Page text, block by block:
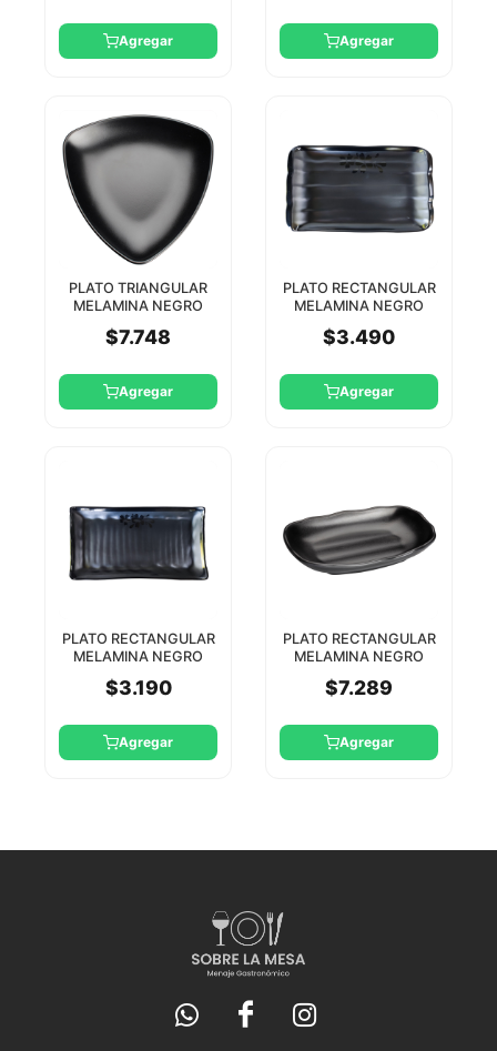
Agregar Agregar
PLATO TRIANGULAR
MELAMINA NEGRO
$7.748
Agregar
PLATO RECTANGULAR
MELAMINA NEGRO
$3.490
Agregar
PLATO RECTANGULAR
MELAMINA NEGRO
$3.190
Agregar
PLATO RECTANGULAR
MELAMINA NEGRO
WINCO
$7.289
Agregar